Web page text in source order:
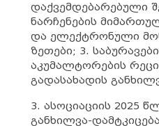
დაქვემდებარებული
ნარჩენების
და ელექტრონული
ზეთები; 3.
აკუმალტორების
გადასახადის
3. ასოციაციის 2025
განხილვა-